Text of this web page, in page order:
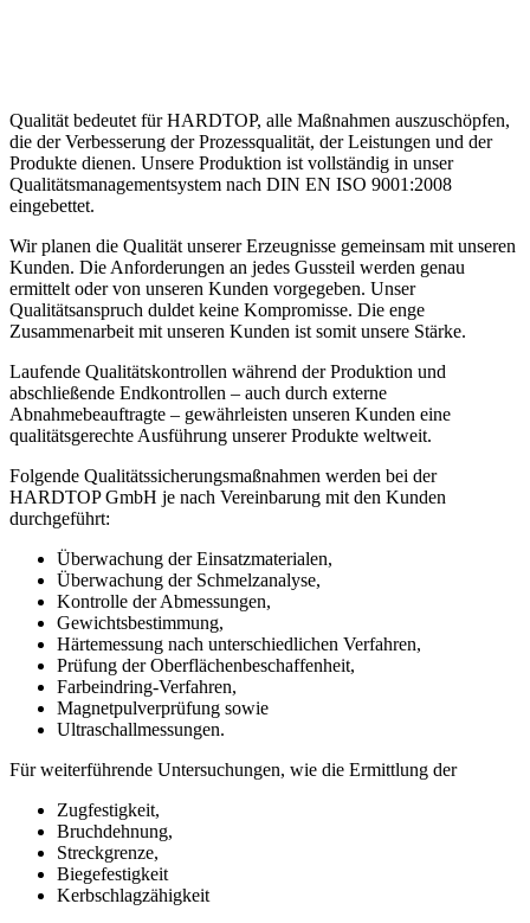
Qualität bedeutet für HARDTOP, alle Maßnahmen auszuschöpfen,
die der Verbesserung der Prozessqualität, der Leistungen und der
Produkte dienen. Unsere Produktion ist vollständig in unser
Qualitätsmanagementsystem nach DIN EN ISO 9001:2008
eingebettet.
Wir planen die Qualität unserer Erzeugnisse gemeinsam mit unseren
Kunden. Die Anforderungen an jedes Gussteil werden genau
ermittelt oder von unseren Kunden vorgegeben. Unser
Qualitätsanspruch duldet keine Kompromisse. Die enge
Zusammenarbeit mit unseren Kunden ist somit unsere Stärke.
Laufende Qualitätskontrollen während der Produktion und
abschließende Endkontrollen – auch durch externe
Abnahmebeauftragte – gewährleisten unseren Kunden eine
qualitätsgerechte Ausführung unserer Produkte weltweit.
Folgende Qualitätssicherungsmaßnahmen werden bei der
HARDTOP GmbH je nach Vereinbarung mit den Kunden
durchgeführt:
Überwachung der Einsatzmaterialen,
Überwachung der Schmelzanalyse,
Kontrolle der Abmessungen,
Gewichtsbestimmung,
Härtemessung nach unterschiedlichen Verfahren,
Prüfung der Oberflächenbeschaffenheit,
Farbeindring-Verfahren,
Magnetpulverprüfung sowie
Ultraschallmessungen.
Für weiterführende Untersuchungen, wie die Ermittlung der
Zugfestigkeit,
Bruchdehnung,
Streckgrenze,
Biegefestigkeit
Kerbschlagzähigkeit